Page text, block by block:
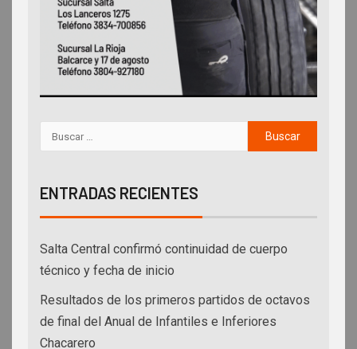
ENTRADAS RECIENTES
Salta Central confirmó continuidad de cuerpo
técnico y fecha de inicio
Resultados de los primeros partidos de octavos
de final del Anual de Infantiles e Inferiores
Chacarero